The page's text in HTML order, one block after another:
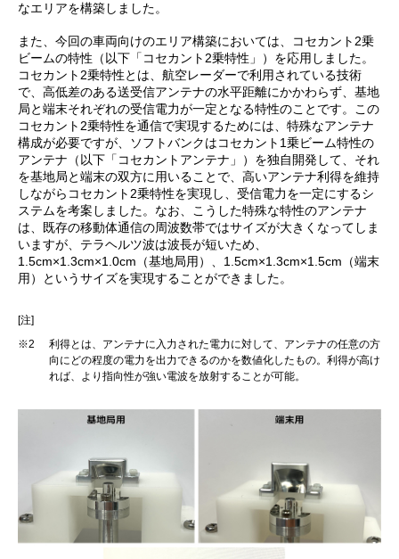
なエリアを構築しました。
また、今回の車両向けのエリア構築においては、コセカント2乗
ビームの特性（以下「コセカント2乗特性」）を応用しました。
コセカント2乗特性とは、航空レーダーで利用されている技術
で、高低差のある送受信アンテナの水平距離にかかわらず、基地
局と端末それぞれの受信電力が一定となる特性のことです。この
コセカント2乗特性を通信で実現するためには、特殊なアンテナ
構成が必要ですが、ソフトバンクはコセカント1乗ビーム特性の
アンテナ（以下「コセカントアンテナ」）を独自開発して、それ
を基地局と端末の双方に用いることで、高いアンテナ利得を維持
しながらコセカント2乗特性を実現し、受信電力を一定にするシ
ステムを考案しました。なお、こうした特殊な特性のアンテナ
は、既存の移動体通信の周波数帯ではサイズが大きくなってしま
いますが、テラヘルツ波は波長が短いため、
1.5cm×1.3cm×1.0cm（基地局用）、1.5cm×1.3cm×1.5cm（端末
用）というサイズを実現することができました。
[注]
※2
利得とは、アンテナに入力された電力に対して、アンテナの任意の方
向にどの程度の電力を出力できるのかを数値化したもの。利得が高け
れば、より指向性が強い電波を放射することが可能。